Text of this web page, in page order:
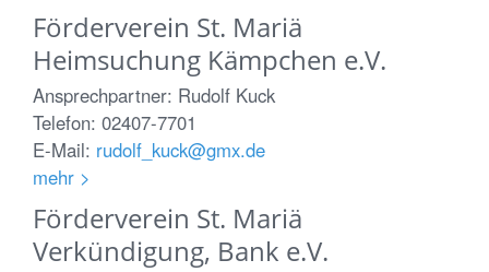
Förderverein St. Mariä
Heimsuchung Kämpchen e.V.
Ansprechpartner: Rudolf Kuck
Telefon: 02407-7701
E-Mail: rudolf_kuck@gmx.de
mehr >
Förderverein St. Mariä
Verkündigung, Bank e.V.